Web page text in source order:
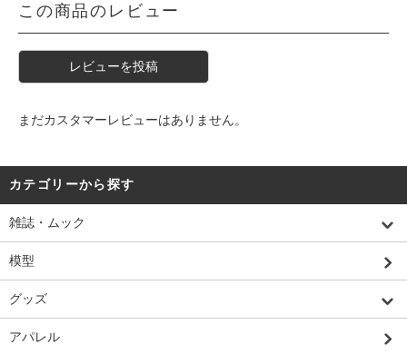
この商品のレビュー
レビューを投稿
まだカスタマーレビューはありません。
カテゴリーから探す
雑誌・ムック
模型
グッズ
アパレル